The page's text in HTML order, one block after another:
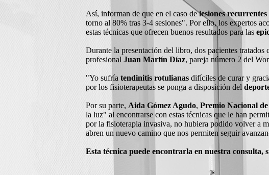
Así, informan de que en el caso delesiones recurrentes
torno al 80% tras 3-4 sesiones". Por ello, los expertos
estas técnicas que ofrecen buenos resultados para las
Durante la presentación del libro, dos pacientes
profesional Juan Martín Díaz, pareja número 2 del
"Yo sufría tendinitis rotulianas difíciles de curar y
por los fisioterapeutas se ponga a disposición del
Por su parte, Aida Gómez Agudo, Premio Nacional
la luz" al encontrarse con estas técnicas que le han
por la fisioterapia invasiva, no hubiera podido volver a
abren un nuevo camino que nos permiten seguir
Esta técnica puede encontrarla en nuestra consulta,